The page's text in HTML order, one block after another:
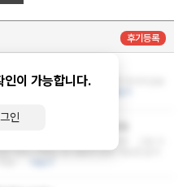
후기등록
인이 가능합니다.
인
대보다 좋았습니다^^ 훨씬 비싼 마사지샵보
? 역시 이유는 다 이유가 잇다 가보면 알거